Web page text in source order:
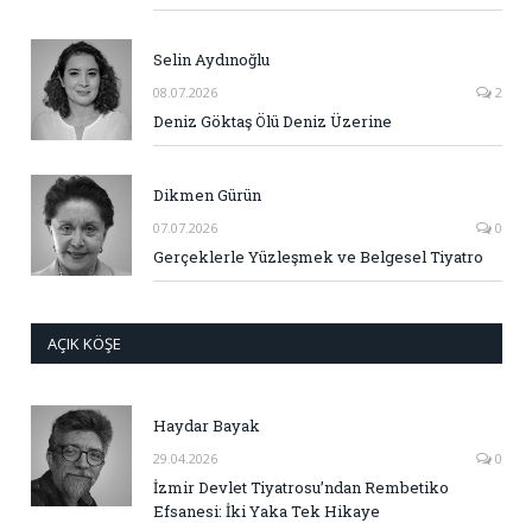
Selin Aydınoğlu
08.07.2026 2
Deniz Göktaş Ölü Deniz Üzerine
Dikmen Gürün
07.07.2026 0
Gerçeklerle Yüzleşmek ve Belgesel Tiyatro
AÇIK KÖŞE
Haydar Bayak
29.04.2026 0
İzmir Devlet Tiyatrosu’ndan Rembetiko
Efsanesi: İki Yaka Tek Hikaye